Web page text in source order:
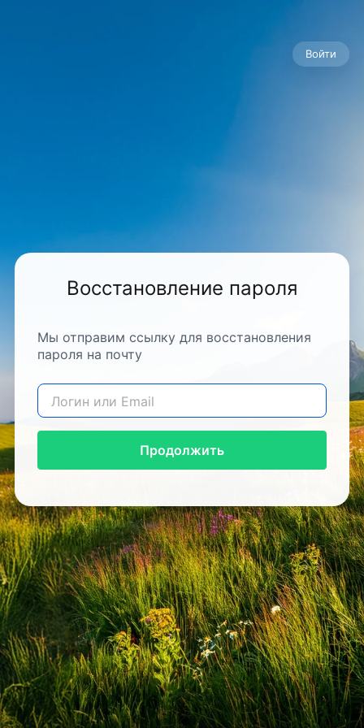
Войти
Восстановление пароля
Мы отправим ссылку для восстановления
пароля на почту
Продолжить